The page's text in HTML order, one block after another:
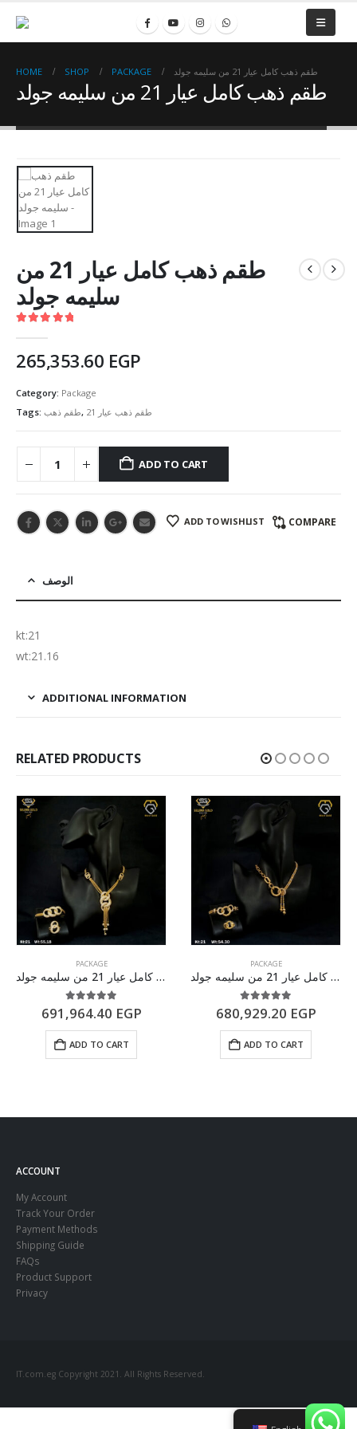
HOME SHOP PACKAGE طقم ذهب كامل عيار 21 من سليمه جولد
طقم ذهب كامل عيار 21 من سليمه جولد
طقم ذهب كامل عيار 21 من
سليمه جولد
265,353.60 EGP
Category: Package
Tags: طقم ذهب, طقم ذهب عيار 21
ADD TO CART
ADD TO WISHLIST COMPARE
الوصف
kt:21
wt:21.16
ADDITIONAL INFORMATION
RELATED PRODUCTS
PACKAGE
طقم ذهب كامل عيار 21 من سليمه جولد
5.00out of 5
691,964.40 EGP
ADD TO CART
PACKAGE
طقم ذهب كامل عيار 21 من سليمه جولد
5.00out of 5
680,929.20 EGP
ADD TO CART
ACCOUNT
My Account
Track Your Order
Payment Methods
Shipping Guide
FAQs
Product Support
Privacy
IT.com.eg Copyright 2021. All Rights Reserved.